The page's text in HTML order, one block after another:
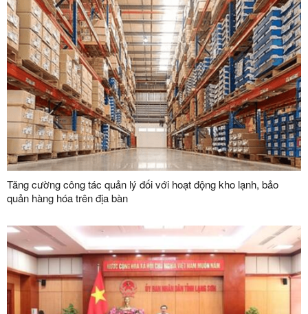
Tăng cường công tác quản lý đối với hoạt động kho lạnh, bảo
quản hàng hóa trên địa bàn